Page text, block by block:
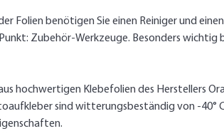
Folien benötigen Sie einen Reiniger und
Zubehör-Werkzeuge. Besonders
hochwertigen Klebefolien des Herstellers
sind witterungsbeständig von -40°